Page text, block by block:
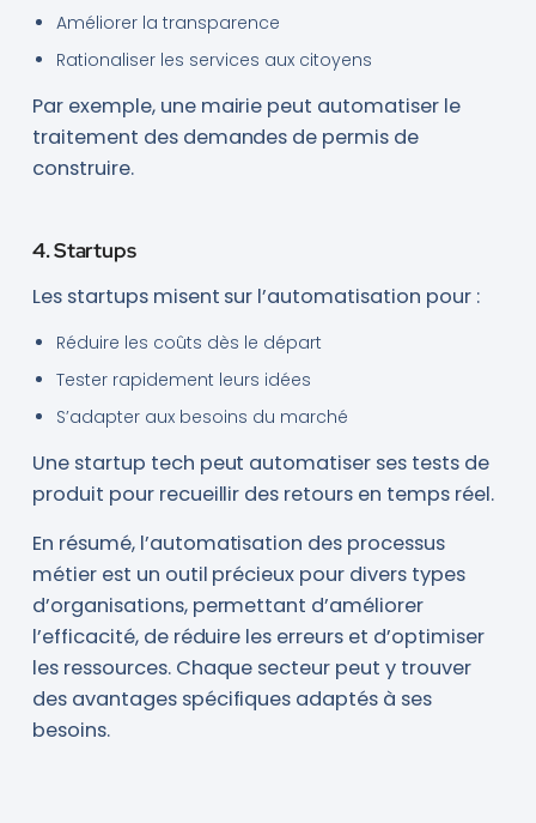
Améliorer la transparence
Rationaliser les services aux citoyens
Par exemple, une mairie peut automatiser le
traitement des demandes de permis de
construire.
4. Startups
Les startups misent sur l’automatisation pour :
Réduire les coûts dès le départ
Tester rapidement leurs idées
S’adapter aux besoins du marché
Une startup tech peut automatiser ses tests de
produit pour recueillir des retours en temps réel.
En résumé, l’automatisation des processus
métier est un outil précieux pour divers types
d’organisations, permettant d’améliorer
l’efficacité, de réduire les erreurs et d’optimiser
les ressources. Chaque secteur peut y trouver
des avantages spécifiques adaptés à ses
besoins.